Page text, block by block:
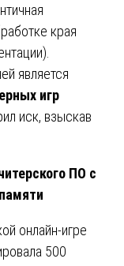
края
является
игр
иск, взыскав
ПО с
онлайн-игре
500